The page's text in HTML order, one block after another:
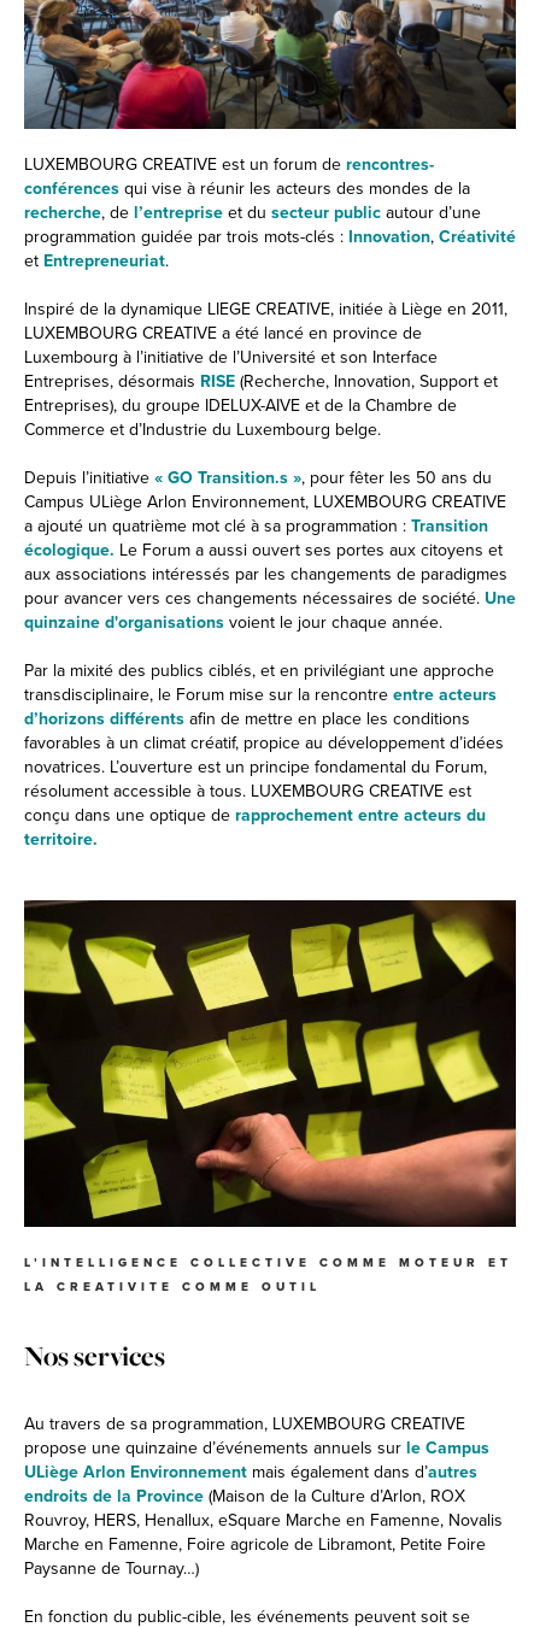
LUXEMBOURG CREATIVE est un forum de rencontres-
conférences qui vise à réunir les acteurs des mondes de la
recherche, de l’entreprise et du secteur public autour d’une
programmation guidée par trois mots-clés : Innovation, Créativité
et Entrepreneuriat.
Inspiré de la dynamique LIEGE CREATIVE, initiée à Liège en 2011,
LUXEMBOURG CREATIVE a été lancé en province de
Luxembourg à l’initiative de l’Université et son Interface
Entreprises, désormais RISE (Recherche, Innovation, Support et
Entreprises), du groupe IDELUX-AIVE et de la Chambre de
Commerce et d’Industrie du Luxembourg belge.
Depuis l’initiative « GO Transition.s », pour fêter les 50 ans du
Campus ULiège Arlon Environnement, LUXEMBOURG CREATIVE
a ajouté un quatrième mot clé à sa programmation : Transition
écologique. Le Forum a aussi ouvert ses portes aux citoyens et
aux associations intéressés par les changements de paradigmes
pour avancer vers ces changements nécessaires de société. Une
quinzaine d'organisations voient le jour chaque année.
Par la mixité des publics ciblés, et en privilégiant une approche
transdisciplinaire, le Forum mise sur la rencontre entre acteurs
d’horizons différents afin de mettre en place les conditions
favorables à un climat créatif, propice au développement d’idées
novatrices. L’ouverture est un principe fondamental du Forum,
résolument accessible à tous. LUXEMBOURG CREATIVE est
conçu dans une optique de rapprochement entre acteurs du
territoire.
L’INTELLIGENCE COLLECTIVE COMME MOTEUR ET
LA CREATIVITE COMME OUTIL
Nos services
Au travers de sa programmation, LUXEMBOURG CREATIVE
propose une quinzaine d’événements annuels sur le Campus
ULiège Arlon Environnement mais également dans d’autres
endroits de la Province (Maison de la Culture d’Arlon, ROX
Rouvroy, HERS, Henallux, eSquare Marche en Famenne, Novalis
Marche en Famenne, Foire agricole de Libramont, Petite Foire
Paysanne de Tournay…)
En fonction du public-cible, les événements peuvent soit se